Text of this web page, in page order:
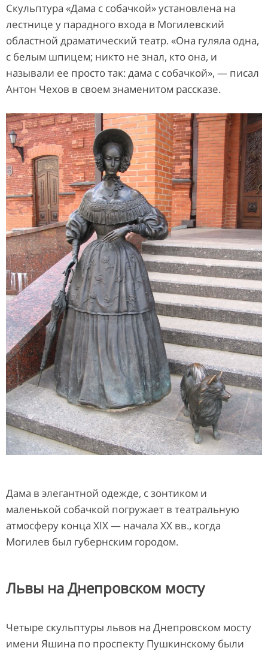
Скульптура «Дама с собачкой» установлена на
лестнице у парадного входа в Могилевский
областной драматический театр. «Она гуляла одна,
с белым шпицем; никто не знал, кто она, и
называли ее просто так: дама с собачкой», — писал
Антон Чехов в своем знаменитом рассказе.
Дама в элегантной одежде, с зонтиком и
маленькой собачкой погружает в театральную
атмосферу конца XIX — начала ХХ вв., когда
Могилев был губернским городом.
Львы на Днепровском мосту
Четыре скульптуры львов на Днепровском мосту
имени Яшина по проспекту Пушкинскому были